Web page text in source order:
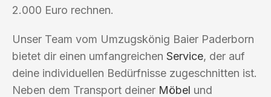
2.000 Euro rechnen.
Unser Team vom Umzugskönig Baier Paderborn
bietet dir einen umfangreichen Service, der auf
deine individuellen Bedürfnisse zugeschnitten ist.
Neben dem Transport deiner Möbel und